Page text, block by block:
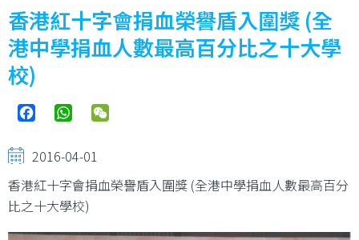
香港紅十字會捐血榮譽盾入圍獎 (全
港中學捐血人數最高百分比之十大學
校)
FacebookWhatsApp
2016-04-01
香港紅十字會捐血榮譽盾入圍獎 (全港中學捐血人數最高百分
比之十大學校)